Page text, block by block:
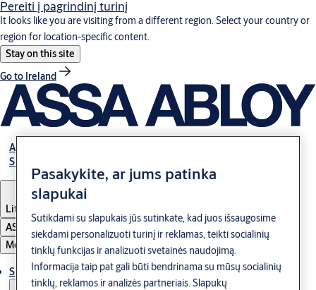
Pereiti į pagrindinį turinį
It looks like you are visiting from a different region. Select your country or
region for location-specific content.
Stay on this site
Go to Ireland
Apie mus
Susisiekite su mumis
Lithuania
ASSA ABLOY Group
Meniu
Sprendimai
Pasakykite, ar jums patinka
slapukai
Sutikdami su slapukais jūs sutinkate, kad juos išsaugosime
siekdami personalizuoti turinį ir reklamas, teikti socialinių
tinklų funkcijas ir analizuoti svetainės naudojimą.
Informacija taip pat gali būti bendrinama su mūsų socialinių
tinklų, reklamos ir analizės partneriais.Slapukų